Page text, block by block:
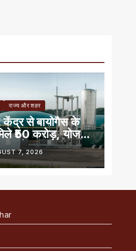
राज्य और शहर
केंद्र से बायोगैस के
₹50 करोड़, योजना
पाने वाला देश का
7, 2026